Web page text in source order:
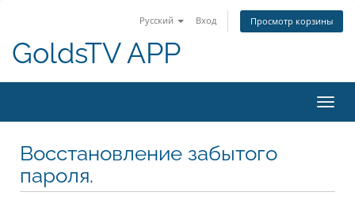
Русский Вход Просмотр корзины
GoldsTV APP
Восстановление забытого
пароля.